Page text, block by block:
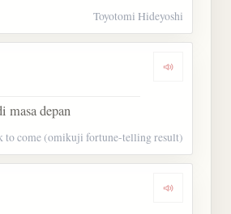
Toyotomi Hideyoshi
Dengarkan
masa depan
to come (omikuji fortune-telling result)
Dengarkan